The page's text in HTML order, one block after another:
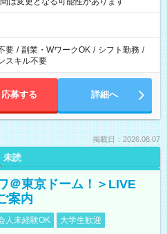
要 / 副業・WワークOK / シフト勤務 /
スキル不要
応募する 詳細へ
掲載日：2026.08.07
未読
＠東京ドーム！＞LIVE
案内
人未経験OK
大学生歓迎